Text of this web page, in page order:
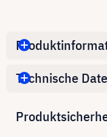
Technische